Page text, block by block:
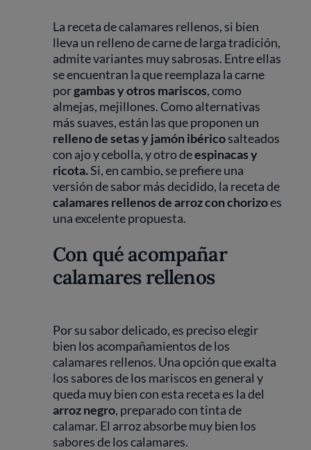
La receta de calamares rellenos, si bien
lleva un relleno de carne de larga tradición,
admite variantes muy sabrosas. Entre ellas
se encuentran la que reemplaza la carne
porgambas y otros mariscos, como
almejas, mejillones. Como alternativas
más suaves, están las que proponen un
relleno de setas y jamón ibéricosalteados
con ajo y cebolla, y otro deespinacas y
ricota.Si, en cambio, se prefiere una
versión de sabor más decidido, la receta de
calamares rellenos de arroz con chorizoes
una excelente propuesta.
Con qué acompañar
calamares rellenos
Por su sabor delicado, es preciso elegir
bien los acompañamientos de los
calamares rellenos. Una opción que exalta
los sabores de los mariscos en general y
queda muy bien con esta receta es la del
arroz negro, preparado con tinta de
calamar. El arroz absorbe muy bien los
sabores de los calamares.